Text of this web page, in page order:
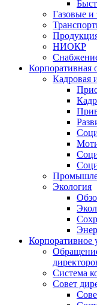
Газовые и
НИОКР
Корпоративная
Кадровая
Экология
Корпоративное
Система
Совет